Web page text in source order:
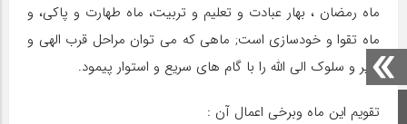
صفحه اصلی
ماه رمضان ، بهار عبادت و تعلیم و تربیت، ماه طهارت و پاکى، و
ماه تقوا و خودسازى است; ماهى که مى توان مراحل قرب الهى و
سیر و سلوک الى اللّه را با گام هاى سریع و استوار پیمود.
تقویم این ماه وبرخی اعمال آن :